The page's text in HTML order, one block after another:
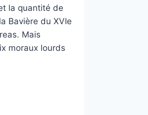
la quantité de
Bavière du XVIe
Mais
moraux lourds